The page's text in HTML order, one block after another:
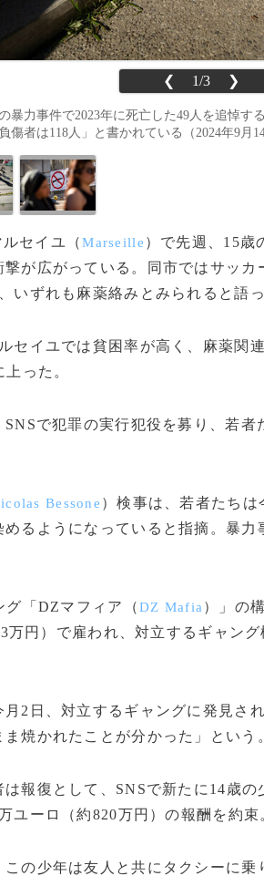
❮ 1/3 ❯
暴力事件で2023年に死亡した49人を追悼す
傷者は118人」と書かれている（2024年9月
ルセイユ（Marseille ）で先週、15歳
が広がっている。同市ではサッ
いずれも麻薬絡みとみられると語っ
セイユでは貧困率が高く、麻薬関
った。
で犯罪の実行犯役を募り、若者
Bessone ）検事は、若者たち
めるようになっていると指摘。暴
「DZマフィア（DZ Mafia ）」の
万円）で雇われ、対立するギャン
2日、対立するギャングに発見さ
ま焼かれたことが分かった」という
報復として、SNSで新たに14歳
ユーロ（約820万円）の報酬を約束
の少年は友人と共にタクシーに乗